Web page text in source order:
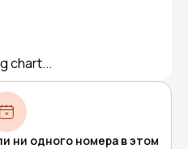
chart...
ни одного номера в этом